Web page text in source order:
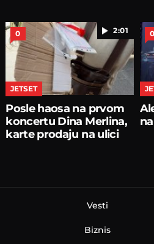
2:01
0
JETSET
Posle haosa na prvom
koncertu Dina Merlina,
karte prodaju na ulici
0
Vesti
Biznis